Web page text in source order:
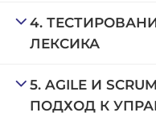
4.
ЛЕКСИКА
5. AGILE И
ПОДХОД К